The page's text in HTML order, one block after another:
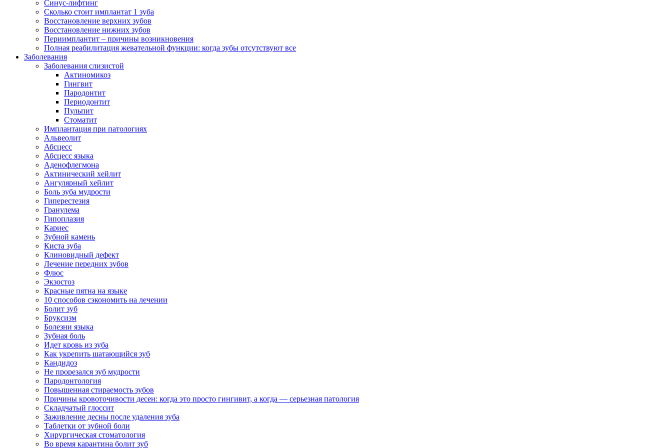
Синус-лифтинг
Сколько стоит имплантат 1 зуба
Восстановление верхних зубов
Восстановление нижних зубов
Периимплантит – причины возникновения
Полная реабилитация жевательной функции: когда зубы отсутствуют все
Заболевания
Заболевания слизистой
Актиномикоз
Гингвит
Пародонтит
Периодонтит
Пульпит
Стоматит
Имплантация при патологиях
Альвеолит
Абсцесс
Абсцесс языка
Аденофлегмона
Актинический хейлит
Ангулярный хейлит
Боль зуба мудрости
Гиперестезия
Гранулема
Гипоплазия
Кариес
Зубной камень
Киста зуба
Клиновидный дефект
Лечение передних зубов
Флюс
Экзостоз
Красные пятна на языке
10 способов сэкономить на лечении
Болит зуб
Бруксизм
Болезни языка
Зубная боль
Идет кровь из зуба
Как укрепить шатающийся зуб
Кандидоз
Не прорезался зуб мудрости
Пародонтология
Повышенная стираемость зубов
Причины кровоточивости десен: когда это просто гингивит, а когда — серьезная патология
Складчатый глоссит
Заживление десны после удаления зуба
Таблетки от зубной боли
Хирургическая стоматология
Во время карантина болит зуб